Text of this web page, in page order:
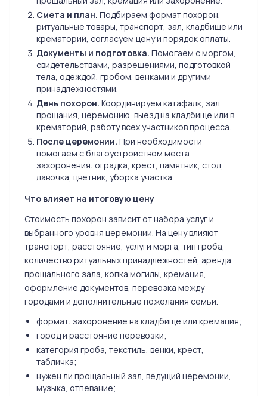
Смета и план. Подбираем формат похорон,
ритуальные товары, транспорт, зал, кладбище или
крематорий, согласуем цену и порядок оплаты.
Документы и подготовка. Помогаем с моргом,
свидетельствами, разрешениями, подготовкой
тела, одеждой, гробом, венками и другими
принадлежностями.
День похорон. Координируем катафалк, зал
прощания, церемонию, выезд на кладбище или в
крематорий, работу всех участников процесса.
После церемонии. При необходимости
помогаем с благоустройством места
захоронения: оградка, крест, памятник, стол,
лавочка, цветник, уборка участка.
Что влияет на итоговую цену
Стоимость похорон зависит от набора услуг и
выбранного уровня церемонии. На цену влияют
транспорт, расстояние, услуги морга, тип гроба,
количество ритуальных принадлежностей, аренда
прощального зала, копка могилы, кремация,
оформление документов, перевозка между
городами и дополнительные пожелания семьи.
формат: захоронение на кладбище или кремация;
город и расстояние перевозки;
категория гроба, текстиль, венки, крест,
табличка;
нужен ли прощальный зал, ведущий церемонии,
музыка, отпевание;